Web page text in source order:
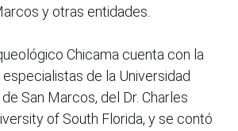
y otras entidades.
Chicama cuenta con la
de la Universidad
San Marcos, del Dr. Charles
of South Florida, y se contó